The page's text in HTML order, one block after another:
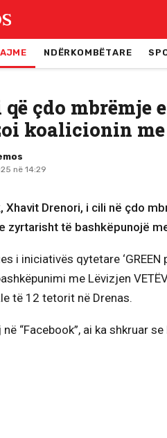
NDËRKOMBËTARE
çdo mbrëmje
koalicionin me
në 14:29
Xhavit Drenori, i cili në çdo
zyrtarisht të bashkëpunojë
i iniciativës qytetare
me Lëvizjen
të 12 tetorit në Drenas.
“Facebook”, ai ka shkruar